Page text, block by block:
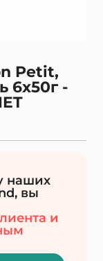
Petit,
6х50г -
наших
вы
и